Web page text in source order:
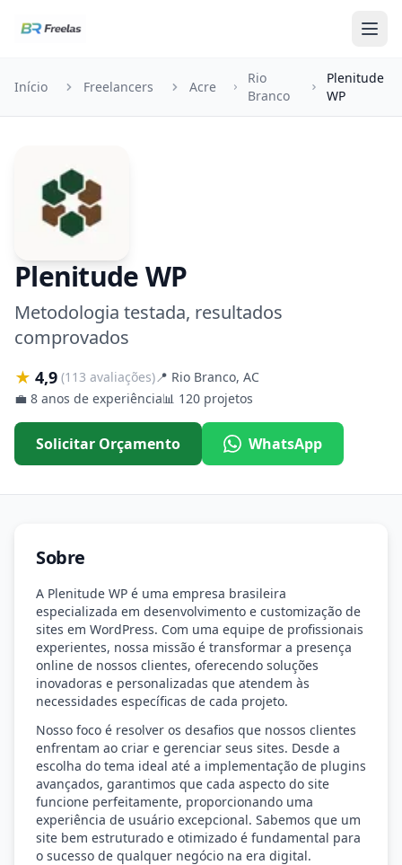
Início Freelancers Acre
Rio
Branco
Plenitude
WP
Plenitude WP
Metodologia testada, resultados
comprovados
★ 4,9 (113 avaliações)📍 Rio Branco, AC
💼 8 anos de experiência📊 120 projetos
Solicitar Orçamento WhatsApp
Sobre
A Plenitude WP é uma empresa brasileira
especializada em desenvolvimento e customização de
sites em WordPress. Com uma equipe de profissionais
experientes, nossa missão é transformar a presença
online de nossos clientes, oferecendo soluções
inovadoras e personalizadas que atendem às
necessidades específicas de cada projeto.
Nosso foco é resolver os desafios que nossos clientes
enfrentam ao criar e gerenciar seus sites. Desde a
escolha do tema ideal até a implementação de plugins
avançados, garantimos que cada aspecto do site
funcione perfeitamente, proporcionando uma
experiência de usuário excepcional. Sabemos que um
site bem estruturado e otimizado é fundamental para
o sucesso de qualquer negócio na era digital.